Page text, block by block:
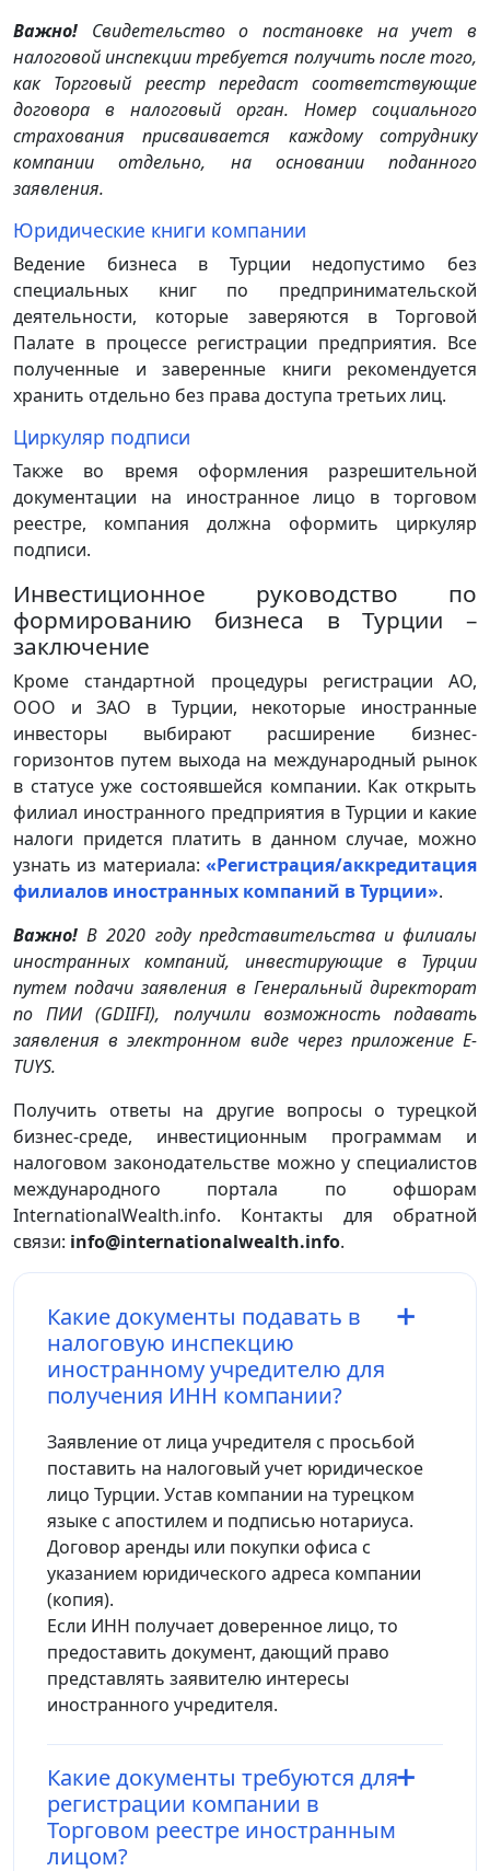
Важно! Свидетельство о постановке на учет в
налоговой инспекции требуется получить после того,
как Торговый реестр передаст соответствующие
договора в налоговый орган. Номер социального
страхования присваивается каждому сотруднику
компании отдельно, на основании поданного
заявления.
Юридические книги компании
Ведение бизнеса в Турции недопустимо без
специальных книг по предпринимательской
деятельности, которые заверяются в Торговой
Палате в процессе регистрации предприятия. Все
полученные и заверенные книги рекомендуется
хранить отдельно без права доступа третьих лиц.
Циркуляр подписи
Также во время оформления разрешительной
документации на иностранное лицо в торговом
реестре, компания должна оформить циркуляр
подписи.
Инвестиционное руководство по
формированию бизнеса в Турции –
заключение
Кроме стандартной процедуры регистрации АО,
ООО и ЗАО в Турции, некоторые иностранные
инвесторы выбирают расширение бизнес-
горизонтов путем выхода на международный рынок
в статусе уже состоявшейся компании. Как открыть
филиал иностранного предприятия в Турции и какие
налоги придется платить в данном случае, можно
узнать из материала: «Регистрация/аккредитация
филиалов иностранных компаний в Турции».
Важно!В 2020 году представительства и филиалы
иностранных компаний, инвестирующие в Турции
путем подачи заявления в Генеральный директорат
по ПИИ (GDIIFI), получили возможность подавать
заявления в электронном виде через приложение E-
TUYS.
Получить ответы на другие вопросы о турецкой
бизнес-среде, инвестиционным программам и
налоговом законодательстве можно у специалистов
международного портала по офшорам
InternationalWealth.info. Контакты для обратной
связи: info@internationalwealth.info.
Какие документы подавать в
налоговую инспекцию
иностранному учредителю для
получения ИНН компании?
Заявление от лица учредителя с просьбой
поставить на налоговый учет юридическое
лицо Турции. Устав компании на турецком
языке с апостилем и подписью нотариуса.
Договор аренды или покупки офиса с
указанием юридического адреса компании
(копия).
Если ИНН получает доверенное лицо, то
предоставить документ, дающий право
представлять заявителю интересы
иностранного учредителя.
Какие документы требуются для
регистрации компании в
Торговом реестре иностранным
лицом?